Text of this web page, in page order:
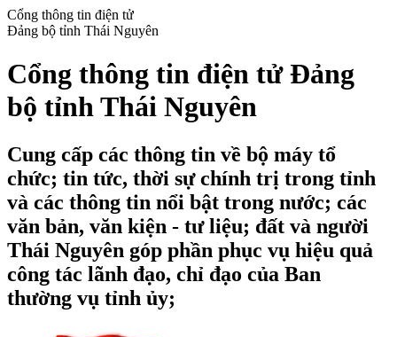
Cổng thông tin điện tử
Đảng bộ tỉnh Thái Nguyên
Cổng thông tin điện tử Đảng
bộ tỉnh Thái Nguyên
Cung cấp các thông tin về bộ máy tổ
chức; tin tức, thời sự chính trị trong tỉnh
và các thông tin nổi bật trong nước; các
văn bản, văn kiện - tư liệu; đất và người
Thái Nguyên góp phần phục vụ hiệu quả
công tác lãnh đạo, chỉ đạo của Ban
thường vụ tỉnh ủy;